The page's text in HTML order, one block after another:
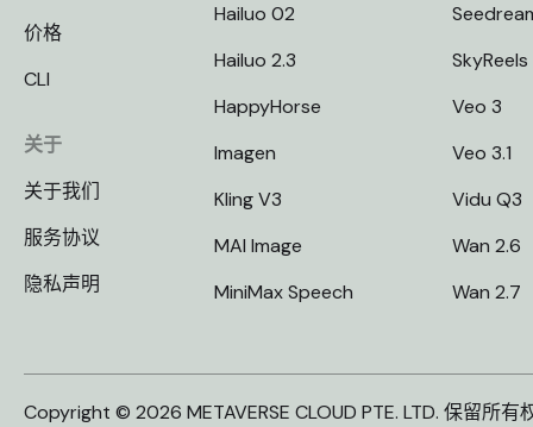
价格
CLI
关于
关于我们
服务协议
隐私声明
Hailuo 02
Hailuo 2.3
HappyHorse
Imagen
Kling V3
MAI Image
MiniMax Speech
SkyReels
Veo 3
Veo 3.1
Vidu Q3
Wan 2.6
Wan 2.7
Copyright © 2026 METAVERSE CLOUD PTE. LTD. 保留所有